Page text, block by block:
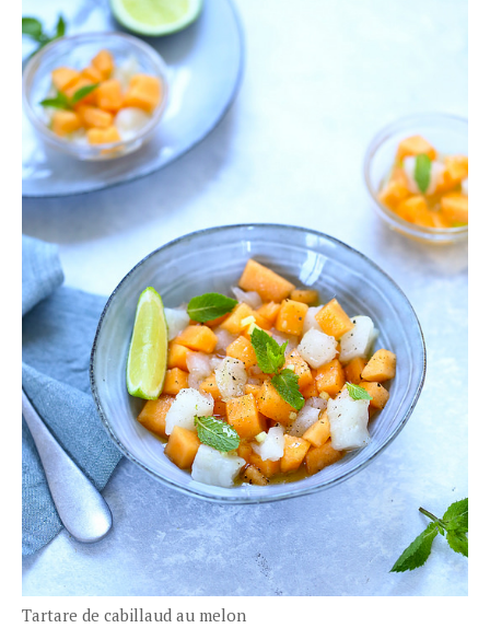
Tartare de cabillaud au melon